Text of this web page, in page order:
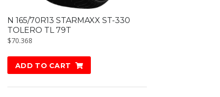
N 165/70R13 STARMAXX ST-330
TOLERO TL 79T
$70.368
ADD TO CART